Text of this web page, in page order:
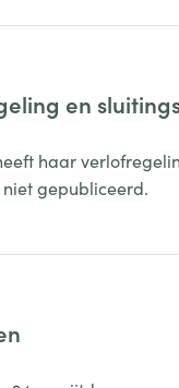
en
haar
gepubliceerd.